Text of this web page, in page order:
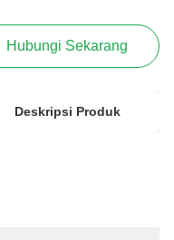
Hubungi Sekarang
Deskripsi Produk